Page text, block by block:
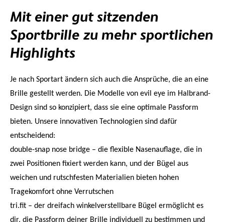
Mit einer gut sitzenden
Sportbrille zu mehr sportlichen
Highlights
Je nach Sportart ändern sich auch die Ansprüche, die an eine
Brille gestellt werden. Die Modelle von evil eye im Halbrand-
Design sind so konzipiert, dass sie eine optimale Passform
bieten. Unsere innovativen Technologien sind dafür
entscheidend:
double-snap nose bridge – die flexible Nasenauflage, die in
zwei Positionen fixiert werden kann, und der Bügel aus
weichen und rutschfesten Materialien bieten hohen
Tragekomfort ohne Verrutschen
tri.fit – der dreifach winkelverstellbare Bügel ermöglicht es
dir, die Passform deiner Brille individuell zu bestimmen und